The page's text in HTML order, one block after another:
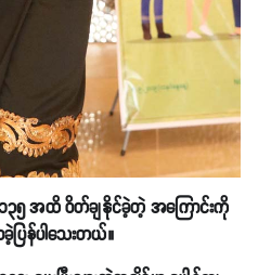
၃၅ အထိ ဝိတ်ချနိုင်ခဲ့တဲ့ အကြောင်းကို
ပြန်ပါသေးတယ်။